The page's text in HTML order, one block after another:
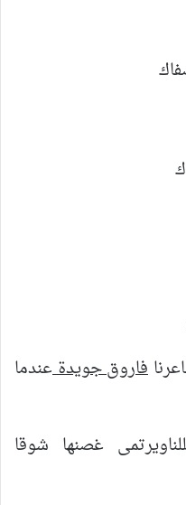
فاروق جويدةعندما
غصنها شوقا